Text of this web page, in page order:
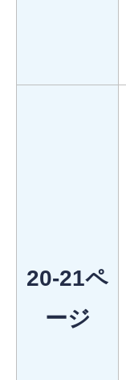
20-21ペ
ージ